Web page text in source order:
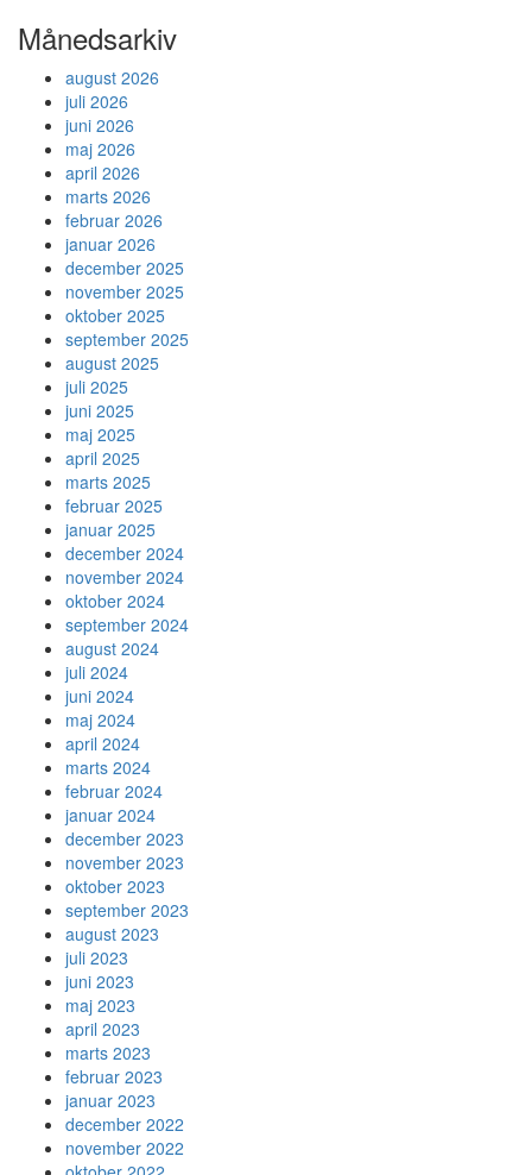
Månedsarkiv
august 2026
juli 2026
juni 2026
maj 2026
april 2026
marts 2026
februar 2026
januar 2026
december 2025
november 2025
oktober 2025
september 2025
august 2025
juli 2025
juni 2025
maj 2025
april 2025
marts 2025
februar 2025
januar 2025
december 2024
november 2024
oktober 2024
september 2024
august 2024
juli 2024
juni 2024
maj 2024
april 2024
marts 2024
februar 2024
januar 2024
december 2023
november 2023
oktober 2023
september 2023
august 2023
juli 2023
juni 2023
maj 2023
april 2023
marts 2023
februar 2023
januar 2023
december 2022
november 2022